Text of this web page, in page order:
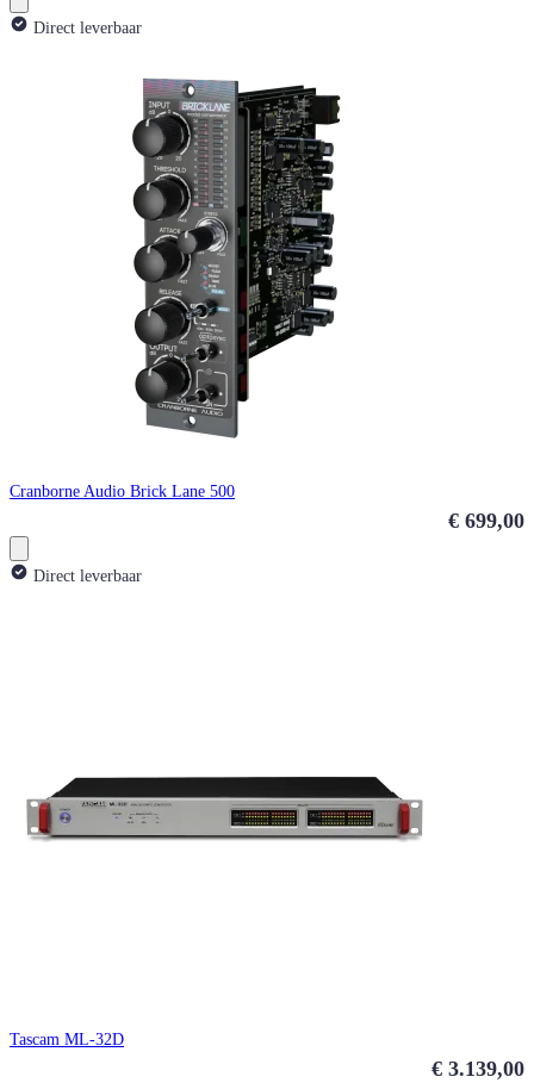
Direct leverbaar
Cranborne Audio Brick Lane 500
€ 699,00
Direct leverbaar
Tascam ML-32D
€ 3.139,00